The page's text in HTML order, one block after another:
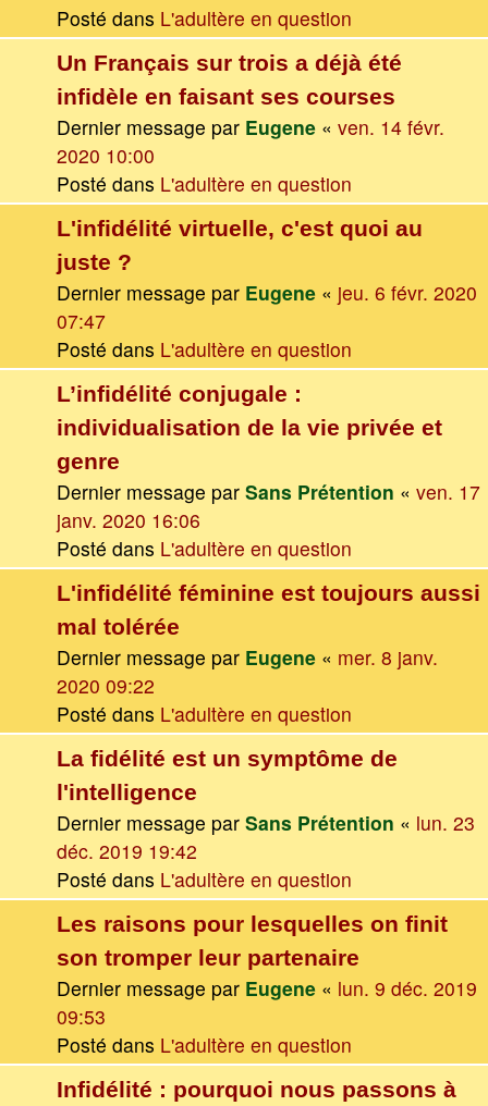
Posté dans L'adultère en question
Un Français sur trois a déjà été
infidèle en faisant ses courses
Dernier message par Eugene « ven. 14 févr.
2020 10:00
Posté dans L'adultère en question
L'infidélité virtuelle, c'est quoi au
juste ?
Dernier message par Eugene « jeu. 6 févr. 2020
07:47
Posté dans L'adultère en question
L’infidélité conjugale :
individualisation de la vie privée et
genre
Dernier message par Sans Prétention « ven. 17
janv. 2020 16:06
Posté dans L'adultère en question
L'infidélité féminine est toujours aussi
mal tolérée
Dernier message par Eugene « mer. 8 janv.
2020 09:22
Posté dans L'adultère en question
La fidélité est un symptôme de
l'intelligence
Dernier message par Sans Prétention « lun. 23
déc. 2019 19:42
Posté dans L'adultère en question
Les raisons pour lesquelles on finit
son tromper leur partenaire
Dernier message par Eugene « lun. 9 déc. 2019
09:53
Posté dans L'adultère en question
Infidélité : pourquoi nous passons à